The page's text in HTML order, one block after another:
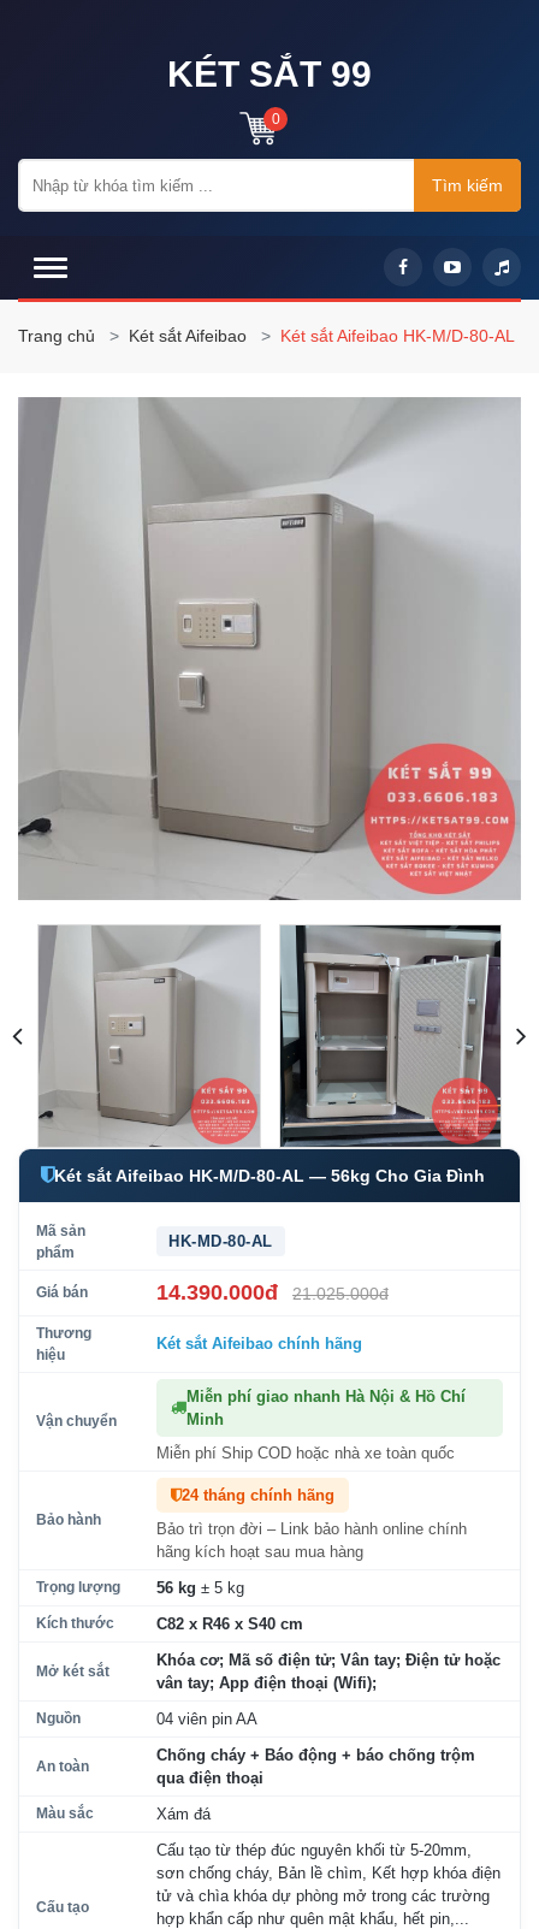
KÉT SẮT 99
0
Tìm kiếm
Trang chủ Két sắt Aifeibao Két sắt Aifeibao HK-M/D-80-AL
Két sắt Aifeibao HK-M/D-80-AL — 56kg Cho Gia Đình
Mã sản
phẩm
HK-MD-80-AL
Giá bán 14.390.000đ 21.025.000đ
Thương
hiệu
Két sắt Aifeibao chính hãng
Vận chuyển
Miễn phí giao nhanh Hà Nội & Hồ Chí
Minh
Miễn phí Ship COD hoặc nhà xe toàn quốc
Bảo hành
24 tháng chính hãng
Bảo trì trọn đời – Link bảo hành online chính
hãng kích hoạt sau mua hàng
Trọng lượng 56 kg ± 5 kg
Kích thước C82 x R46 x S40 cm
Mở két sắt
Khóa cơ; Mã số điện tử; Vân tay; Điện tử hoặc
vân tay; App điện thoại (Wifi);
Nguồn 04 viên pin AA
An toàn
Chống cháy + Báo động + báo chống trộm
qua điện thoại
Màu sắc Xám đá
Cấu tạo
Cấu tạo từ thép đúc nguyên khối từ 5-20mm,
sơn chống cháy, Bản lề chìm, Kết hợp khóa điện
tử và chìa khóa dự phòng mở trong các trường
hợp khẩn cấp như quên mật khẩu, hết pin,...